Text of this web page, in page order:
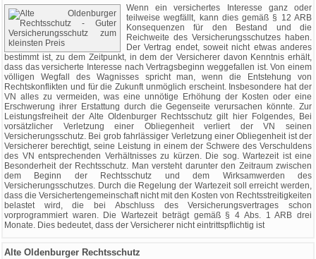
Wenn ein versichertes Interesse ganz oder
teilweise wegfällt, kann dies gemäß § 12 ARB
Konsequenzen für den Bestand und die
Reichweite des Versicherungsschutzes haben.
Der Vertrag endet, soweit nicht etwas anderes
bestimmt ist, zu dem Zeitpunkt, in dem der Versicherer davon Kenntnis erhält,
dass das versicherte Interesse nach Vertragsbeginn weggefallen ist. Von einem
völligen Wegfall des Wagnisses spricht man, wenn die Entstehung von
Rechtskonflikten und für die Zukunft unmöglich erscheint. Insbesondere hat der
VN alles zu vermeiden, was eine unnötige Erhöhung der Kosten oder eine
Erschwerung ihrer Erstattung durch die Gegenseite verursachen könnte. Zur
Leistungsfreiheit der Alte Oldenburger Rechtsschutz gilt hier Folgendes, Bei
vorsätzlicher Verletzung einer Obliegenheit verliert der VN seinen
Versicherungsschutz. Bei grob fahrlässiger Verletzung einer Obliegenheit ist der
Versicherer berechtigt, seine Leistung in einem der Schwere des Verschuldens
des VN entsprechenden Verhältnisses zu kürzen. Die sog. Wartezeit ist eine
Besonderheit der Rechtsschutz. Man versteht darunter den Zeitraum zwischen
dem Beginn der Rechtsschutz und dem Wirksamwerden des
Versicherungsschutzes. Durch die Regelung der Wartezeit soll erreicht werden,
dass die Versichertengemeinschaft nicht mit den Kosten von Rechtsstreitigkeiten
belastet wird, die bei Abschluss des Versicherungsvertrages schon
vorprogrammiert waren. Die Wartezeit beträgt gemäß § 4 Abs. 1 ARB drei
Monate. Dies bedeutet, dass der Versicherer nicht eintrittspflichtig ist
Alte Oldenburger Rechtsschutz